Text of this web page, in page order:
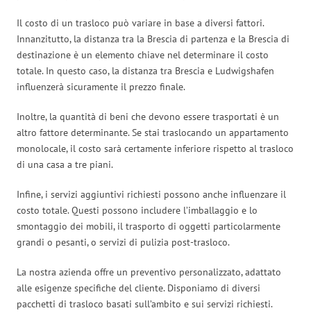
Il costo di un trasloco può variare in base a diversi fattori.
Innanzitutto, la distanza tra la Brescia di partenza e la Brescia di
destinazione è un elemento chiave nel determinare il costo
totale. In questo caso, la distanza tra Brescia e Ludwigshafen
influenzerà sicuramente il prezzo finale.
Inoltre, la quantità di beni che devono essere trasportati è un
altro fattore determinante. Se stai traslocando un appartamento
monolocale, il costo sarà certamente inferiore rispetto al trasloco
di una casa a tre piani.
Infine, i servizi aggiuntivi richiesti possono anche influenzare il
costo totale. Questi possono includere l’imballaggio e lo
smontaggio dei mobili, il trasporto di oggetti particolarmente
grandi o pesanti, o servizi di pulizia post-trasloco.
La nostra azienda offre un preventivo personalizzato, adattato
alle esigenze specifiche del cliente. Disponiamo di diversi
pacchetti di trasloco basati sull’ambito e sui servizi richiesti.